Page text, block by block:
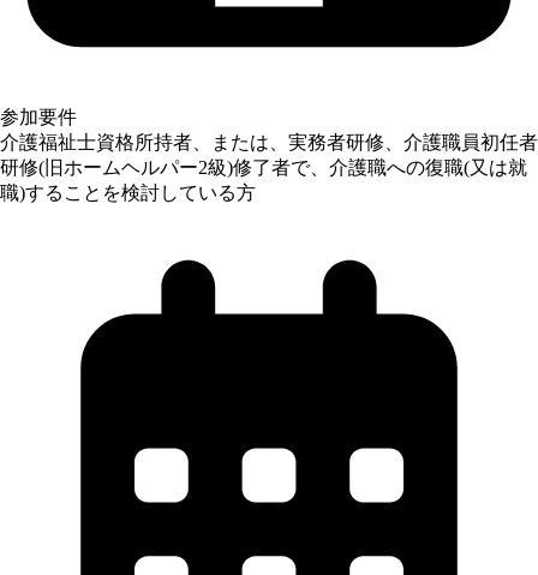
参加要件
介護福祉士資格所持者、または、実務者研修、介護職員初任者
研修(旧ホームヘルパー2級)修了者で、介護職への復職(又は就
職)することを検討している方